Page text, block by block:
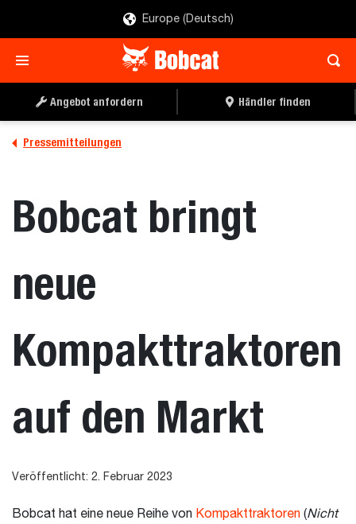
Europe (Deutsch)
Angebot anfordern Händler finden
Pressemitteilungen
Bobcat bringt
neue
Kompakttraktoren
auf den Markt
Veröffentlicht: 2. Februar 2023
Bobcat hat eine neue Reihe von Kompakttraktoren (Nicht